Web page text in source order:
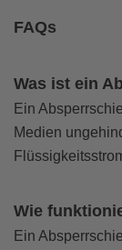
FAQs
Was ist ein
Ein
Medien
Wie
Ein